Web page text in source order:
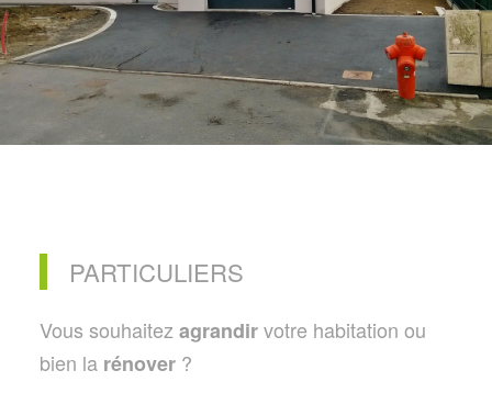
PARTICULIERS
Vous souhaitez agrandirvotre habitation ou
bien la rénover ?